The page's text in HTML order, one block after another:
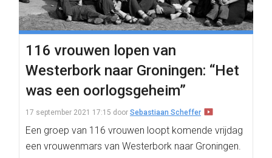
116 vrouwen lopen van
Westerbork naar Groningen: “Het
was een oorlogsgeheim”
17 september 2021 17:15 door Sebastiaan Scheffer
Een groep van 116 vrouwen loopt komende vrijdag
een vrouwenmars van Westerbork naar Groningen.